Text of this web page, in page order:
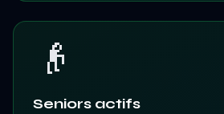
👴
Seniors actifs